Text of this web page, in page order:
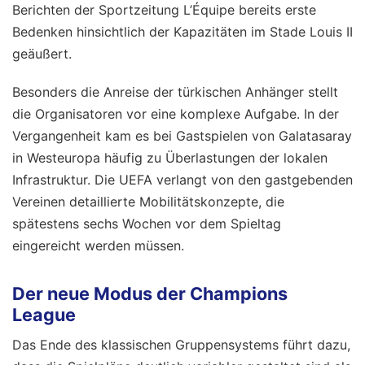
Berichten der Sportzeitung L’Équipe bereits erste
Bedenken hinsichtlich der Kapazitäten im Stade Louis II
geäußert.
Besonders die Anreise der türkischen Anhänger stellt
die Organisatoren vor eine komplexe Aufgabe. In der
Vergangenheit kam es bei Gastspielen von Galatasaray
in Westeuropa häufig zu Überlastungen der lokalen
Infrastruktur. Die UEFA verlangt von den gastgebenden
Vereinen detaillierte Mobilitätskonzepte, die
spätestens sechs Wochen vor dem Spieltag
eingereicht werden müssen.
Der neue Modus der Champions
League
Das Ende des klassischen Gruppensystems führt dazu,